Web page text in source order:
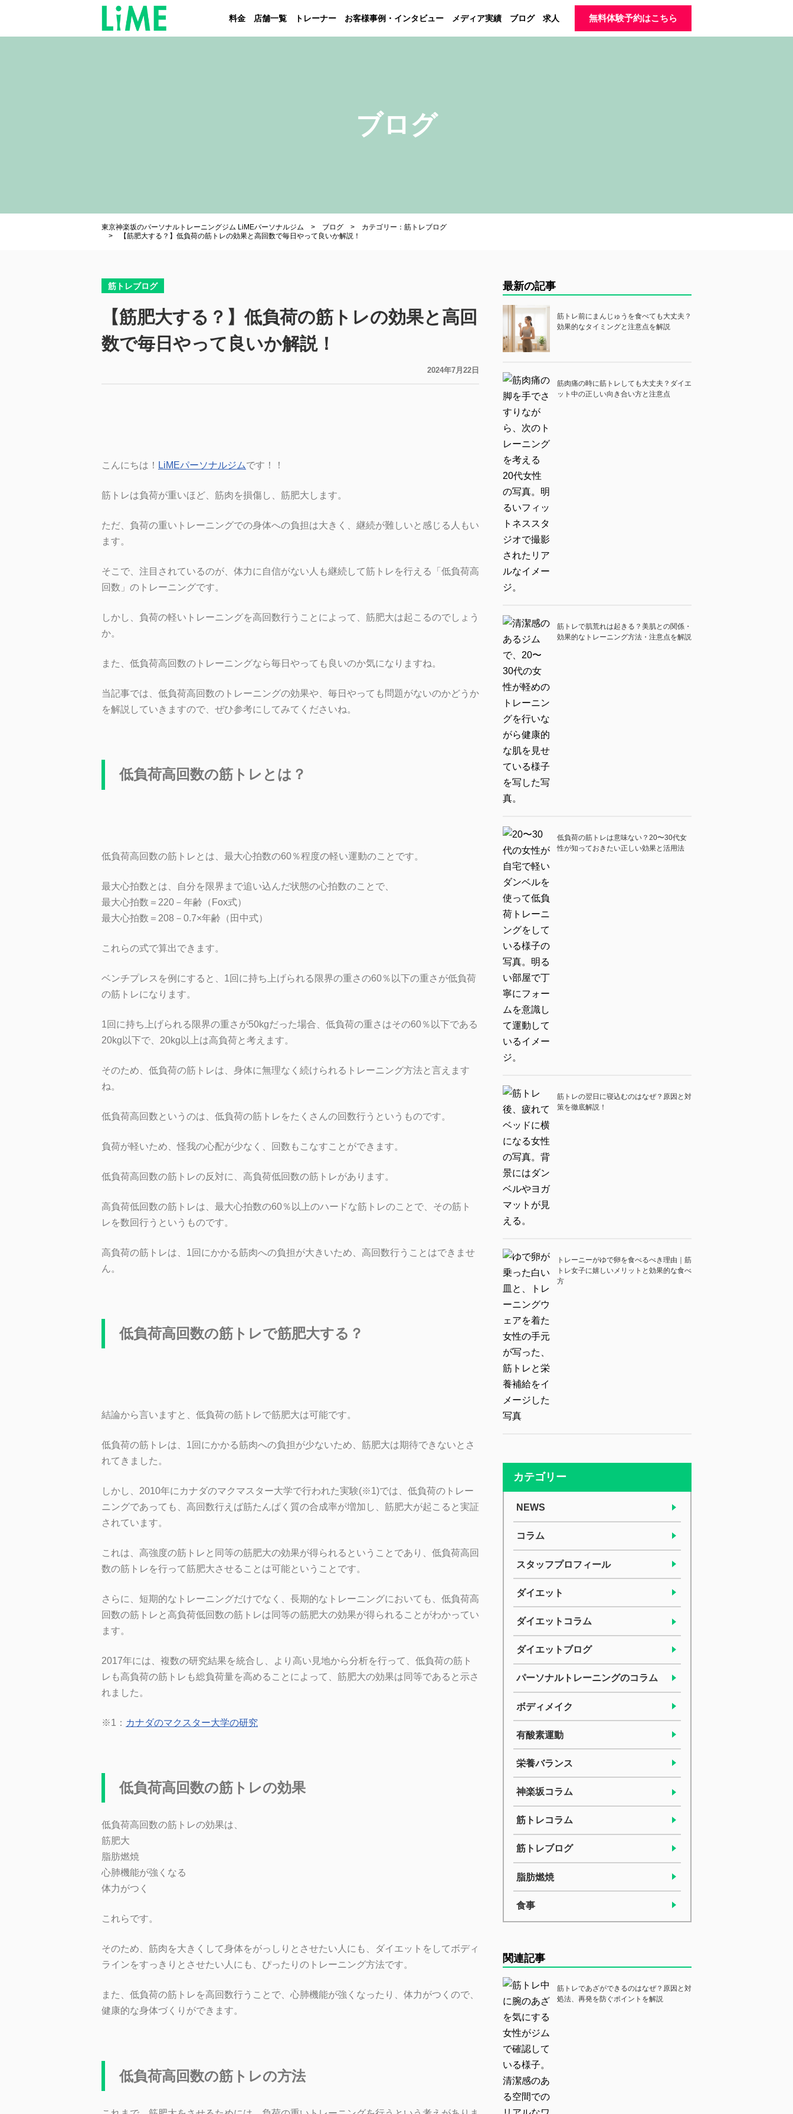
料金 店舗一覧 トレーナー お客様事例・インタビュー メディア実績 ブログ 求人 無料体験予約はこちら
ブログ
東京神楽坂のパーソナルトレーニングジム LiMEパーソナルジム ブログ
カテゴリー：筋トレブログ
【筋肥大する？】低負荷の筋トレの効果と高回数で毎日やって良いか解説！
筋トレブログ
【筋肥大する？】低負荷の筋トレの効果と高回
数で毎日やって良いか解説！
2024年7月22日
こんにちは！ LiMEパーソナルジムです！！
筋トレは負荷が重いほど、筋肉を損傷し、筋肥大します。
ただ、負荷の重いトレーニングでの身体への負担は大きく、継続が難しいと感じる人もい
ます。
そこで、注目されているのが、体力に自信がない人も継続して筋トレを行える「低負荷高
回数」のトレーニングです。
しかし、負荷の軽いトレーニングを高回数行うことによって、筋肥大は起こるのでしょう
か。
また、低負荷高回数のトレーニングなら毎日やっても良いのか気になりますね。
当記事では、低負荷高回数のトレーニングの効果や、毎日やっても問題がないのかどうか
を解説していきますので、ぜひ参考にしてみてくださいね。
低負荷高回数の筋トレとは？
低負荷高回数の筋トレとは、最大心拍数の60％程度の軽い運動のことです。
最大心拍数とは、自分を限界まで追い込んだ状態の心拍数のことで、
最大心拍数＝220－年齢（Fox式）
最大心拍数＝208－0.7×年齢（田中式）
これらの式で算出できます。
ベンチプレスを例にすると、1回に持ち上げられる限界の重さの60％以下の重さが低負荷
の筋トレになります。
1回に持ち上げられる限界の重さが50kgだった場合、低負荷の重さはその60％以下である
20kg以下で、20kg以上は高負荷と考えます。
そのため、低負荷の筋トレは、身体に無理なく続けられるトレーニング方法と言えます
ね。
低負荷高回数というのは、低負荷の筋トレをたくさんの回数行うというものです。
負荷が軽いため、怪我の心配が少なく、回数もこなすことができます。
低負荷高回数の筋トレの反対に、高負荷低回数の筋トレがあります。
高負荷低回数の筋トレは、最大心拍数の60％以上のハードな筋トレのことで、その筋ト
レを数回行うというものです。
高負荷の筋トレは、1回にかかる筋肉への負担が大きいため、高回数行うことはできませ
ん。
低負荷高回数の筋トレで筋肥大する？
結論から言いますと、 低負荷の筋トレで筋肥大は可能です。
低負荷の筋トレは、1回にかかる筋肉への負担が少ないため、筋肥大は期待できないとさ
れてきました。
しかし、2010年にカナダのマクマスター大学で行われた実験(※1)では、低負荷のトレー
ニングであっても、高回数行えば筋たんぱく質の合成率が増加し、筋肥大が起こると実証
されています。
これは、高強度の筋トレと同等の筋肥大の効果が得られるということであり、低負荷高回
数の筋トレを行って筋肥大させることは可能ということです。
さらに、短期的なトレーニングだけでなく、長期的なトレーニングにおいても、低負荷高
回数の筋トレと高負荷低回数の筋トレは同等の筋肥大の効果が得られることがわかってい
ます。
2017年には、複数の研究結果を統合し、より高い見地から分析を行って、低負荷の筋ト
レも高負荷の筋トレも総負荷量を高めることによって、筋肥大の効果は同等であると示さ
れました。
※1： カナダのマクスター大学の研究
低負荷高回数の筋トレの効果
低負荷高回数の筋トレの効果は、
筋肥大
脂肪燃焼
心肺機能が強くなる
体力がつく
これらです。
そのため、筋肉を大きくして身体をがっしりとさせたい人にも、ダイエットをしてボディ
ラインをすっきりとさせたい人にも、ぴったりのトレーニング方法です。
また、低負荷の筋トレを高回数行うことで、心肺機能が強くなったり、体力がつくので、
健康的な身体づくりができます。
低負荷高回数の筋トレの方法
最新の記事
筋トレ前にまんじゅうを食べても大丈夫？
効果的なタイミングと注意点を解説
筋肉痛の時に筋トレしても大丈夫？ダイエ
ット中の正しい向き合い方と注意点
筋トレで肌荒れは起きる？美肌との関係・
効果的なトレーニング方法・注意点を解説
低負荷の筋トレは意味ない？20〜30代女
性が知っておきたい正しい効果と活用法
筋トレの翌日に寝込むのはなぜ？原因と対
策を徹底解説！
トレーニーがゆで卵を食べるべき理由｜筋
トレ女子に嬉しいメリットと効果的な食べ
方
カテゴリー
NEWS
コラム
スタッフプロフィール
ダイエット
ダイエットコラム
ダイエットブログ
パーソナルトレーニングのコラム
ボディメイク
有酸素運動
栄養バランス
神楽坂コラム
筋トレコラム
筋トレブログ
脂肪燃焼
食事
関連記事
筋トレであざができるのはなぜ？原因と対
処法、再発を防ぐポイントを解説